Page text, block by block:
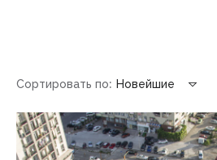
Сортировать по: Новейшие